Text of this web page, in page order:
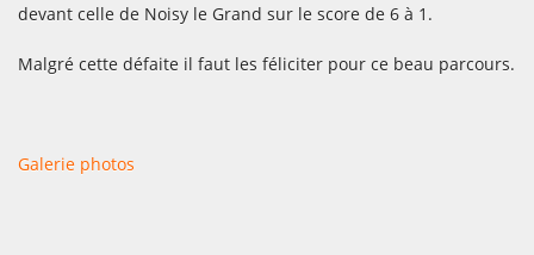
devant celle de Noisy le Grand sur le score de 6 à 1.
Malgré cette défaite il faut les féliciter pour ce beau parcours.
Galerie photos